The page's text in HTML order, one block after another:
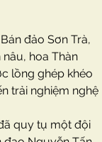
đảo Sơn Trà,
nâu, hoa Thàn
lồng ghép khéo
trải nghiệm nghệ
quy tụ một đội